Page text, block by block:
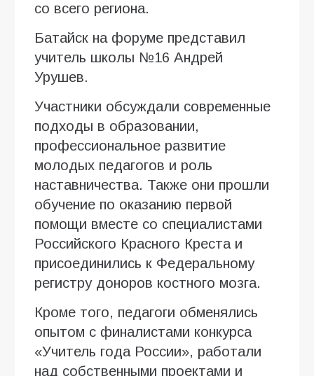
со всего региона.
Батайск на форуме представил
учитель школы №16 Андрей
Урушев.
Участники обсуждали современные
подходы в образовании,
профессиональное развитие
молодых педагогов и роль
наставничества. Также они прошли
обучение по оказанию первой
помощи вместе со специалистами
Российского Красного Креста и
присоединились к Федеральному
регистру доноров костного мозга.
Кроме того, педагоги обменялись
опытом с финалистами конкурса
«Учитель года России», работали
над собственными проектами и